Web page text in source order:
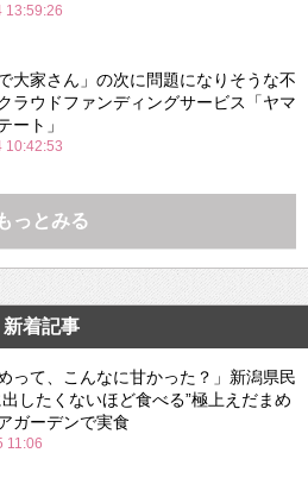
13:59:26
大家さん」の次に問題になりそうな不
ラウドファンディングサービス「ヤマ
ート」
10:42:53
っとみる
新着記事
って、こんなに甘かった？」新潟県民
したくないほど食べる”極上えだまめ
ガーデンで実食
11:06